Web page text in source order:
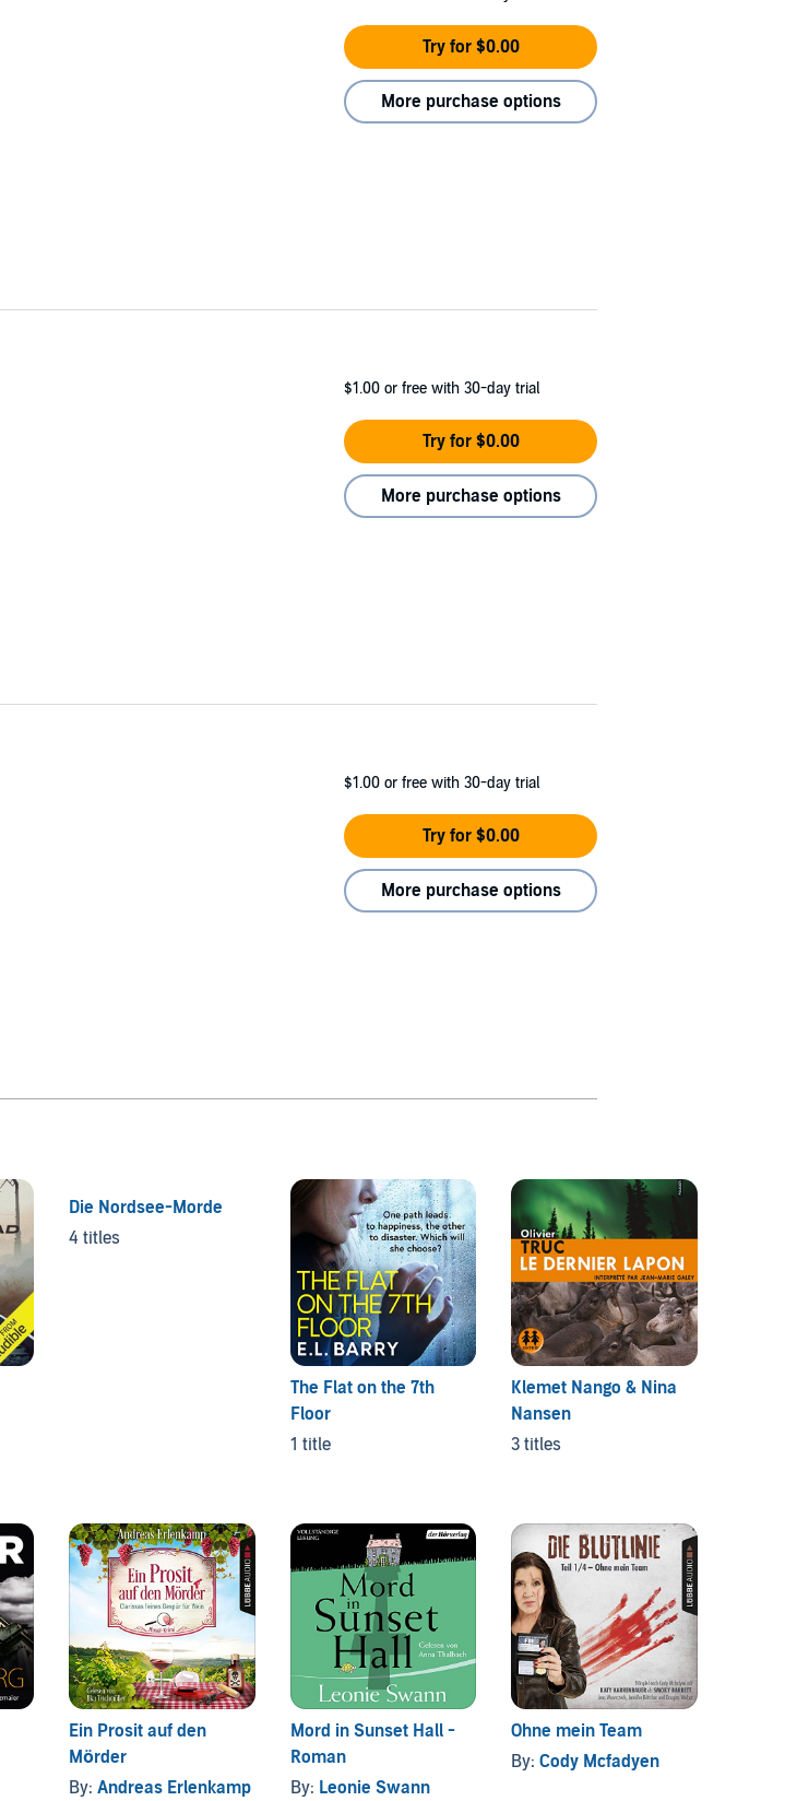
Try for $0.00
More purchase options
$1.00 or free with 30-day trial
Try for $0.00
More purchase options
$1.00 or free with 30-day trial
Try for $0.00
More purchase options
Die Nordsee-Morde
4 titles
The Flat on the 7th
Floor
1 title
Klemet Nango & Nina
Nansen
3 titles
Ein Prosit auf den
Mörder
By: Andreas Erlenkamp
Mord in Sunset Hall -
Roman
By: Leonie Swann
Ohne mein Team
By:Cody Mcfadyen